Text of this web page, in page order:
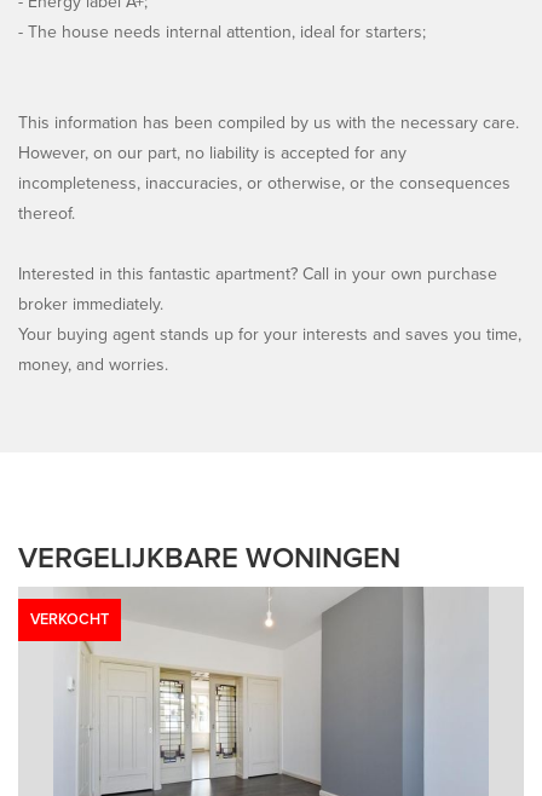
- The house needs internal attention, ideal for starters;
This information has been compiled by us with the necessary care.
However, on our part, no liability is accepted for any
incompleteness, inaccuracies, or otherwise, or the consequences
thereof.
Interested in this fantastic apartment? Call in your own purchase
broker immediately.
Your buying agent stands up for your interests and saves you time,
money, and worries.
VERGELIJKBARE WONINGEN
VERKOCHT